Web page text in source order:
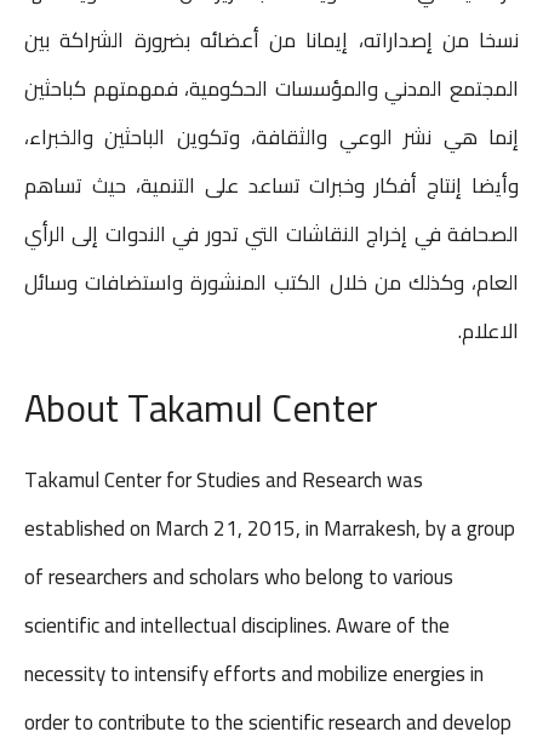
نسخا من إصداراته، إيمانا من أعضائه بضرورة الشراكة بين
المجتمع المدني والمؤسسات الحكومية، فمهمتهم كباحثين
إنما هي نشر الوعي والثقافة، وتكوين الباحثين والخبراء،
وأيضا إنتاج أفكار وخبرات تساعد على التنمية، حيث تساهم
الصحافة في إخراج النقاشات التي تدور في الندوات إلى الرأي
العام، وكذلك من خلال الكتب المنشورة واستضافات وسائل
الاعلام.
About Takamul Center
Takamul Center for Studies and Research was
established on March 21, 2015, in Marrakesh, by a group
of researchers and scholars who belong to various
scientific and intellectual disciplines. Aware of the
necessity to intensify efforts and mobilize energies in
order to contribute to the scientific research and develop